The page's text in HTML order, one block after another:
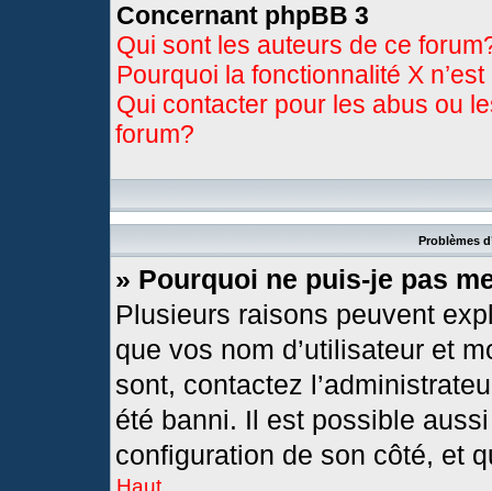
Concernant phpBB 3
Qui sont les auteurs de ce
Pourquoi la fonctionnalité X
Qui contacter pour les abus ou
forum?
Problèmes
» Pourquoi ne puis-je pas
Plusieurs raisons peuvent
que vos nom d’utilisateur et
sont, contactez
été banni. Il est possible
configuration de son côté, et
Haut